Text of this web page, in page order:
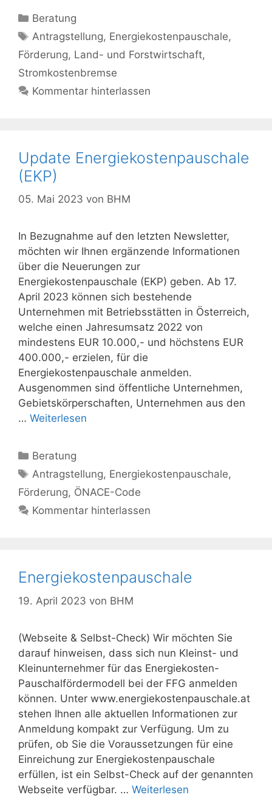
Kategorien
Beratung
Schlagwörter
Antragstellung, Energiekostenpauschale,
Förderung, Land- und Forstwirtschaft,
Stromkostenbremse
Kommentar hinterlassen
Update Energiekostenpauschale
(EKP)
05. Mai 2023 von BHM
In Bezugnahme auf den letzten Newsletter,
möchten wir Ihnen ergänzende Informationen
über die Neuerungen zur
Energiekostenpauschale (EKP) geben. Ab 17.
April 2023 können sich bestehende
Unternehmen mit Betriebsstätten in Österreich,
welche einen Jahresumsatz 2022 von
mindestens EUR 10.000,- und höchstens EUR
400.000,- erzielen, für die
Energiekostenpauschale anmelden.
Ausgenommen sind öffentliche Unternehmen,
Gebietskörperschaften, Unternehmen aus den
… Weiterlesen
Kategorien
Beratung
Schlagwörter
Antragstellung, Energiekostenpauschale,
Förderung, ÖNACE-Code
Kommentar hinterlassen
Energiekostenpauschale
19. April 2023 von BHM
(Webseite & Selbst-Check) Wir möchten Sie
darauf hinweisen, dass sich nun Kleinst- und
Kleinunternehmer für das Energiekosten-
Pauschalfördermodell bei der FFG anmelden
können. Unter www.energiekostenpauschale.at
stehen Ihnen alle aktuellen Informationen zur
Anmeldung kompakt zur Verfügung. Um zu
prüfen, ob Sie die Voraussetzungen für eine
Einreichung zur Energiekostenpauschale
erfüllen, ist ein Selbst-Check auf der genannten
Webseite verfügbar. … Weiterlesen